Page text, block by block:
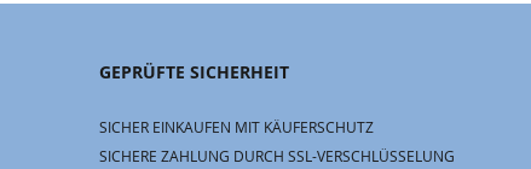
GEPRÜFTE SICHERHEIT
SICHER EINKAUFEN MIT KÄUFERSCHUTZ
SICHERE ZAHLUNG DURCH SSL-VERSCHLÜSSELUNG